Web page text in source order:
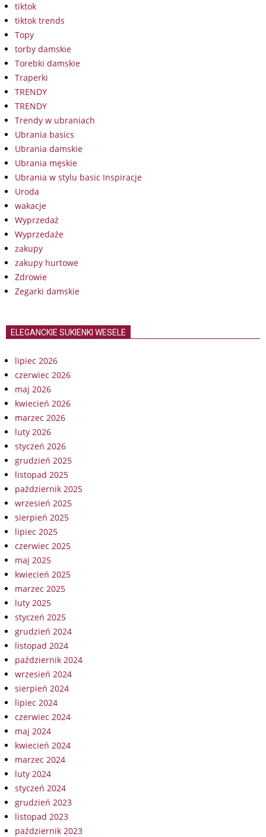
tiktok
tiktok trends
Topy
torby damskie
Torebki damskie
Traperki
TRENDY
TRENDY
Trendy w ubraniach
Ubrania basics
Ubrania damskie
Ubrania męskie
Ubrania w stylu basic Inspiracje
Uroda
wakacje
Wyprzedaż
Wyprzedaże
zakupy
zakupy hurtowe
Zdrowie
Zegarki damskie
ELEGANCKIE SUKIENKI WESELE
lipiec 2026
czerwiec 2026
maj 2026
kwiecień 2026
marzec 2026
luty 2026
styczeń 2026
grudzień 2025
listopad 2025
październik 2025
wrzesień 2025
sierpień 2025
lipiec 2025
czerwiec 2025
maj 2025
kwiecień 2025
marzec 2025
luty 2025
styczeń 2025
grudzień 2024
listopad 2024
październik 2024
wrzesień 2024
sierpień 2024
lipiec 2024
czerwiec 2024
maj 2024
kwiecień 2024
marzec 2024
luty 2024
styczeń 2024
grudzień 2023
listopad 2023
październik 2023